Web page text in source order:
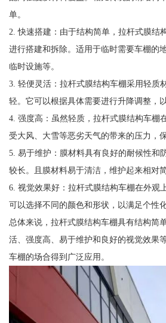
单。
2. 快速搭建：由于结构简单，拉杆式膜结
进行搭建和拆除。适用于临时需要车棚的
临时设施等。
3. 轻便灵活：拉杆式膜结构车棚采用轻质
轻。它可以根据具体需要进行升降调整，
4. 强度高：虽然轻质，拉杆式膜结构车棚
受大风、大雪等恶劣天气的带来的压力，
5. 易于维护：膜材料具有良好的耐候性和
较长。且膜材料易于清洁，维护起来相对简
6. 视觉效果好：拉杆式膜结构车棚在外观
可以选择不同的颜色和形状，以满足个性化
总体来说，拉杆式膜结构车棚具有结构简
活、强度高、易于维护和良好的视觉效果
车棚的场合得到广泛应用。